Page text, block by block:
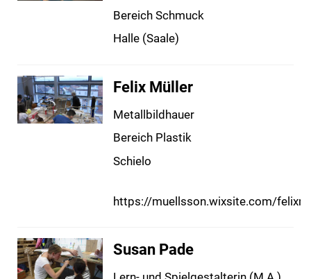
Bereich Schmuck
Halle (Saale)
Felix Müller
Metallbildhauer
Bereich Plastik
Schielo
https://muellsson.wixsite.com/
Susan Pade